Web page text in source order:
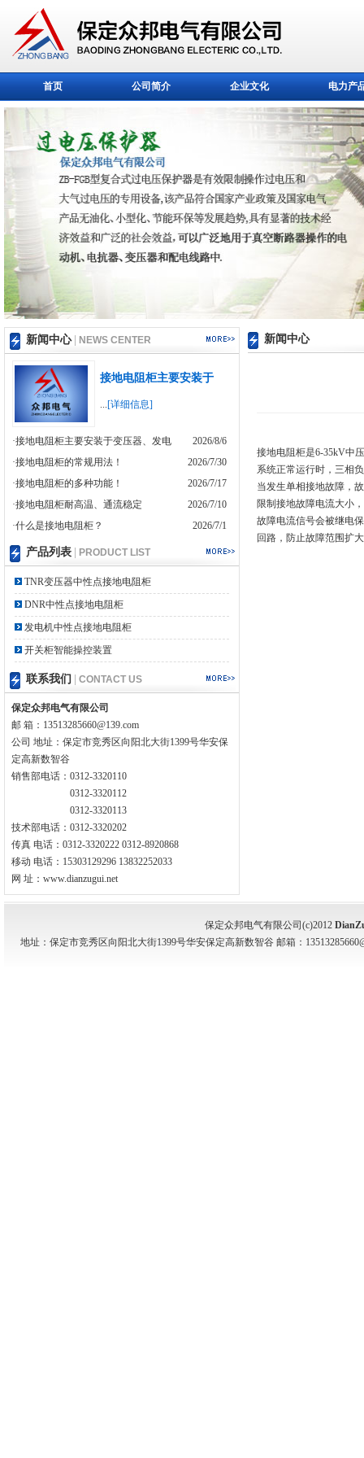
首页 公司简介 企业文化 电力产
新闻中心 NEWS CENTER
接地电阻柜主要安装于
...[详细信息]
·接地电阻柜主要安装于变压器、发电
2026/8/6
·接地电阻柜的常规用法！
2026/7/30
·接地电阻柜的多种功能！
2026/7/17
·接地电阻柜耐高温、通流稳定
2026/7/10
·什么是接地电阻柜？
2026/7/1
产品列表 PRODUCT LIST
TNR变压器中性点接地电阻柜
DNR中性点接地电阻柜
发电机中性点接地电阻柜
开关柜智能操控装置
联系我们 CONTACT US
保定众邦电气有限公司
邮 箱：13513285660@139.com
公司 地址：保定市竞秀区向阳北大街1399号华安保
定高新数智谷
销售部电话：0312-3320110
0312-3320112
0312-3320113
技术部电话：0312-3320202
传真 电话：0312-3320222 0312-8920868
移动 电话：15303129296 13832252033
网 址：www.dianzugui.net
新闻中心
接地电阻柜是6-35kV中
系统正常运行时，三相
当发生单相接地故障，
限制接地故障电流大小
故障电流信号会被继电
回路，防止故障范围扩
保定众邦电气有限公司(c)2012
地址：保定市竞秀区向阳北大街1399号华安保定高新数智谷 邮箱：